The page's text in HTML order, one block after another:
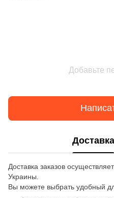
Добавьте
Доставка
Доставка заказов
Украины.
Вы можете выбрать удобный